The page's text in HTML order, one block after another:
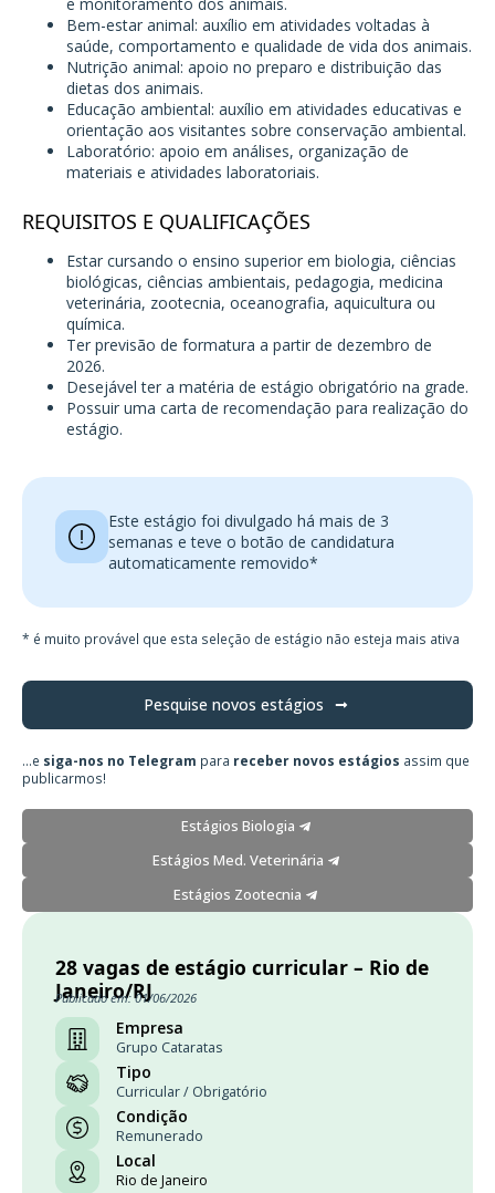
Bem-estar animal: auxílio em atividades voltadas à
saúde, comportamento e qualidade de vida dos animais.
Nutrição animal: apoio no preparo e distribuição das
dietas dos animais.
Educação ambiental: auxílio em atividades educativas e
orientação aos visitantes sobre conservação ambiental.
Laboratório: apoio em análises, organização de
materiais e atividades laboratoriais.
REQUISITOS E QUALIFICAÇÕES
Estar cursando o ensino superior em biologia, ciências
biológicas, ciências ambientais, pedagogia, medicina
veterinária, zootecnia, oceanografia, aquicultura ou
química.
Ter previsão de formatura a partir de dezembro de
2026.
Desejável ter a matéria de estágio obrigatório na grade.
Possuir uma carta de recomendação para realização do
estágio.
Este estágio foi divulgado há mais de 3
semanas e teve o botão de candidatura
automaticamente removido*
* é muito provável que esta seleção de estágio não esteja mais ativa
Pesquise novos estágios
...e siga-nos no Telegram para receber novos estágios assim que
publicarmos!
Estágios Biologia
Estágios Med. Veterinária
Estágios Zootecnia
28 vagas de estágio curricular – Rio de
Janeiro/RJ
Publicado em: 01/06/2026
Empresa
Grupo Cataratas
Tipo
Curricular / Obrigatório
Condição
Remunerado
Local
Rio de Janeiro